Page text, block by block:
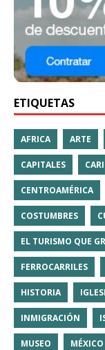
ETIQUETAS
AFRICA ARTE
CAPITALES
CENTROAMÉRICA
COSTUMBRES
EL TURISMO QUE
FERROCARRILES
HISTORIA
INMIGRACIÓN
MUSEO MÉXICO